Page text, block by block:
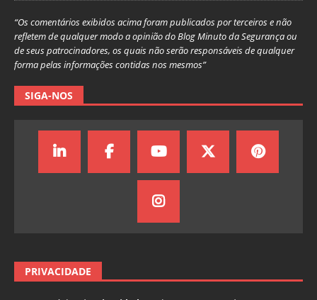
“Os comentários exibidos acima foram publicados por terceiros e não
refletem de qualquer modo a opinião do Blog Minuto da Segurança ou
de seus patrocinadores, os quais não serão responsáveis de qualquer
forma pelas informações contidas nos mesmos”
SIGA-NOS
PRIVACIDADE